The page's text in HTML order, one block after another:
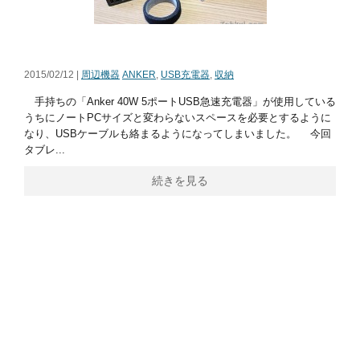
2015/02/12 | 周辺機器 ANKER, USB充電器, 収納
手持ちの「Anker 40W 5ポートUSB急速充電器」が使用している
うちにノートPCサイズと変わらないスペースを必要とするように
なり、USBケーブルも絡まるようになってしまいました。 今回
タブレ...
続きを見る